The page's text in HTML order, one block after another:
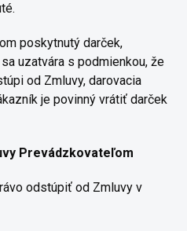
poskytnutý darček,
uzatvára s podmienkou, že
od Zmluvy, darovacia
je povinný vrátiť darček
Prevádzkovateľom
odstúpiť od Zmluvy v